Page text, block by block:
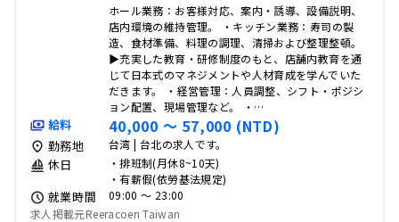
ホール業務：お客様対応、案内・誘導、設備説明、
店内環境の維持管理。 ・キッチン業務：寿司の製
造、食材準備、料理の調理、清掃および整理整頓。
▶充実した教育・研修制度のもと、店舗内教育を通
じて日本式のマネジメントや人材育成を学んでいた
だきます。 ・経営管理：人員調整、シフト・ポジシ
ョン配置、現場管理など。 ・…
給料 40,000 〜 57,000 (NTD)
勤務地 台湾 | 台北の求人です。
休日
・排班制(月休8~10天)
・有薪假(依勞基法規定)
就業時間
09:00 〜 23:00
求人掲載元Reeracoen Taiwan